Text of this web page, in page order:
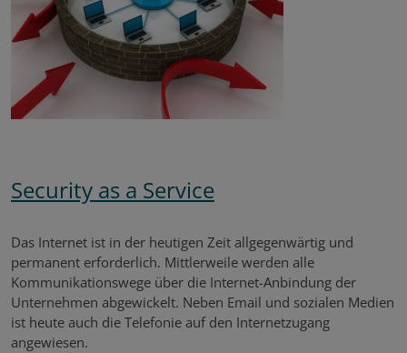
Security as a Service
Das Internet ist in der heutigen Zeit allgegenwärtig und
permanent erforderlich. Mittlerweile werden alle
Kommunikationswege über die Internet-Anbindung der
Unternehmen abgewickelt. Neben Email und sozialen Medien
ist heute auch die Telefonie auf den Internetzugang
angewiesen.